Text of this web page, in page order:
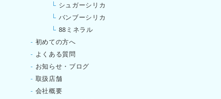
└ シュガーシリカ
└ バンブーシリカ
└ 88ミネラル
- 初めての方へ
- よくある質問
- お知らせ・ブログ
- 取扱店舗
- 会社概要